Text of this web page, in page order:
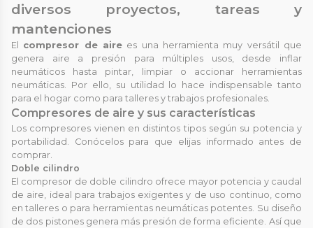
diversos proyectos, tareas y
mantenciones
El compresor de aire es una herramienta muy versátil que
genera aire a presión para múltiples usos, desde inflar
neumáticos hasta pintar, limpiar o accionar herramientas
neumáticas. Por ello, su utilidad lo hace indispensable tanto
para el hogar como para talleres y trabajos profesionales.
Compresores de aire y sus características
Los compresores vienen en distintos tipos según su potencia y
portabilidad. Conócelos para que elijas informado antes de
comprar.
Doble cilindro
El compresor de doble cilindro ofrece mayor potencia y caudal
de aire, ideal para trabajos exigentes y de uso continuo, como
en talleres o para herramientas neumáticas potentes. Su diseño
de dos pistones genera más presión de forma eficiente. Así que